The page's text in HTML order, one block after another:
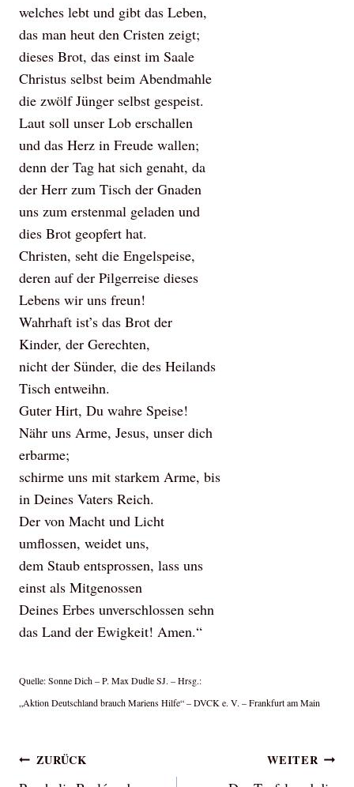
welches lebt und gibt das Leben,
das man heut den Cristen zeigt;
dieses Brot, das einst im Saale
Christus selbst beim Abendmahle
die zwölf Jünger selbst gespeist.
Laut soll unser Lob erschallen
und das Herz in Freude wallen;
denn der Tag hat sich genaht, da
der Herr zum Tisch der Gnaden
uns zum erstenmal geladen und
dies Brot geopfert hat.
Christen, seht die Engelspeise,
deren auf der Pilgerreise dieses
Lebens wir uns freun!
Wahrhaft ist’s das Brot der
Kinder, der Gerechten,
nicht der Sünder, die des Heilands
Tisch entweihn.
Guter Hirt, Du wahre Speise!
Nähr uns Arme, Jesus, unser dich
erbarme;
schirme uns mit starkem Arme, bis
in Deines Vaters Reich.
Der von Macht und Licht
umflossen, weidet uns,
dem Staub entsprossen, lass uns
einst als Mitgenossen
Deines Erbes unverschlossen sehn
das Land der Ewigkeit! Amen.“
Quelle: Sonne Dich – P. Max Dudle SJ. – Hrsg.:
„Aktion Deutschland brauch Mariens Hilfe“ – DVCK e. V. – Frankfurt am Main
Beitragsnavigation
ZURÜCK WEITER